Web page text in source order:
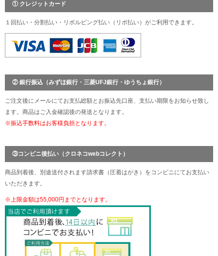
① クレジットカード
１回払い・分割払い・リボルビング払い（リボ払い）がご利用できます。
② 銀行振込（みずほ銀行・三菱UFJ銀行・ゆうちょ銀行）
ご注文後にメールにてお支払総額とお振込先口座、支払い期限をお知らせ致し
ます。商品はご入金確認後の発送となります。
※振込手数料はお客様負担となります。
③コンビニ後払い（クロネコwebコレクト）
商品到着後、別途送付されます請求書（圧着はがき）をコンビニにてお支払い
いただきます。
※上限金額は55,000円までとなります。